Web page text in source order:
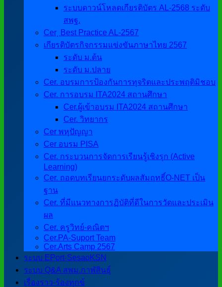
ระบบดาวน์โหลดเกียรติบัตร AL-2568 ระดับ
สพฐ.
Cer ฺ Best Practice AL-2567
เกียรติบัตรกิจกรรมแข่งขันภาษาไทย 2567
ระดับ ม.ต้น
ระดับ ม.ปลาย
Cer. อบรมการป้องกันการทุจริตและประพฤติมิชอบ
Cer. การอบรม ITA2024 สถานศึกษา
Cer.ผู้เข้าอบรม ITA2024 สถานศึกษา
Cer. วิทยากร
Cer พหุปัญญา
Cer อบรม PISA
Cer. กระบวนการจัดการเรียนรู้เชิงรุก (Active
Learning)
Cer. ถอดบทเรียนยกระดับผลสัมฤทธิ์O-NET เป็น
ฐาน
Cer. ที่มีแนวทางการฏิบัติที่ดีในการวัดและประเมิน
ผล
Cer. ครูวิทย์-คณิตฯ
Cer.PA-Suport Team
Cer.Arts Camp 2567
ระบบ EPort-SesaoKSN
ระบบ Q&A สพม.กาฬสินธุ์
เรื่องราว-ร้องทุกข์